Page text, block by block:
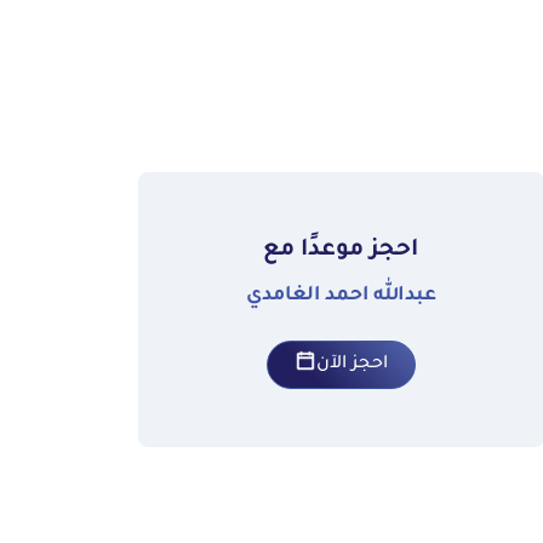
احجز موعدًا مع
عبدالله احمد الغامدي
احجز الآن